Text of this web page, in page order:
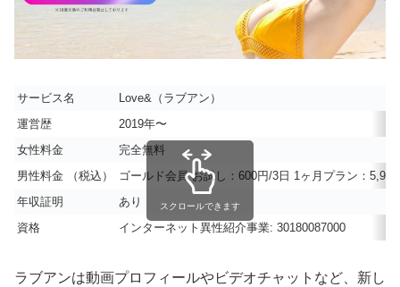
サービス名
Love&（ラブアン）
運営歴
2019年〜
女性料金
完全無料
男性料金 （税込）
ゴールド会員お試し：600円/3日 1ヶ月プラン：
年収証明
あり
資格
インターネット異性紹介事業: 30180087000
スクロールできます
ラブアンは動画プロフィールやビデオチャットなど、新し